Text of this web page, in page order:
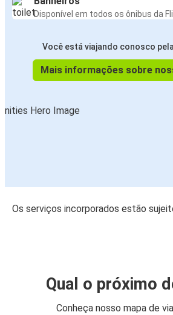
Disponível em todos os ônibus da
Você está viajando conosco
Mais informações sobre
Os serviços incorporados estão
Qual o próximo
Conheça nosso mapa de